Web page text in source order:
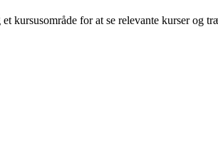
kursusområde for at se relevante kurser og